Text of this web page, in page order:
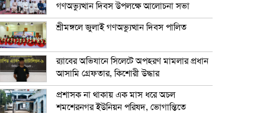
গণঅভ্যুত্থান দিবস উপলক্ষে আলোচনা সভা
শ্রীমঙ্গলে জুলাই গণঅভ্যুত্থান দিবস পালিত
র‍্যাবের অভিযানে সিলেটে অপহরণ মামলার প্রধান
আসামি গ্রেফতার, কিশোরী উদ্ধার
প্রশাসক না থাকায় এক মাস ধরে অচল
শমশেরনগর ইউনিয়ন পরিষদ, ভোগান্তিতে